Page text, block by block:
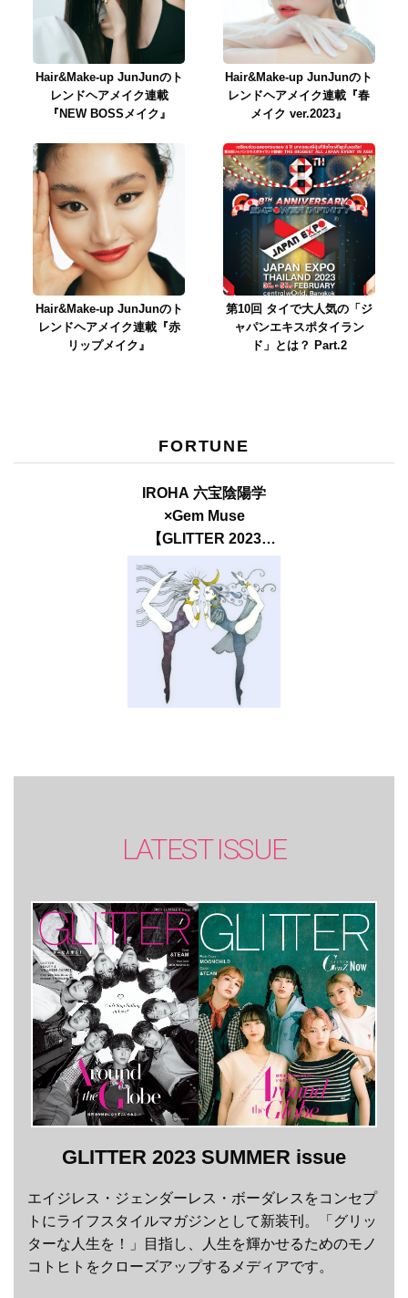
Hair&Make-up JunJunのト
レンドヘアメイク連載
『NEW BOSSメイク』
Hair&Make-up JunJunのト
レンドヘアメイク連載『春
メイク ver.2023』
Hair&Make-up JunJunのト
レンドヘアメイク連載『赤
リップメイク』
第10回 タイで大人気の「ジ
ャパンエキスポタイラン
ド」とは？ Part.2
FORTUNE
IROHA 六宝陰陽学
×Gem Muse
【GLITTER 2023
SUMMER issue】
LATEST ISSUE
GLITTER 2023 SUMMER issue
エイジレス・ジェンダーレス・ボーダレスをコンセプ
トにライフスタイルマガジンとして新装刊。「グリッ
ターな人生を！」目指し、人生を輝かせるためのモノ
コトヒトをクローズアップするメディアです。